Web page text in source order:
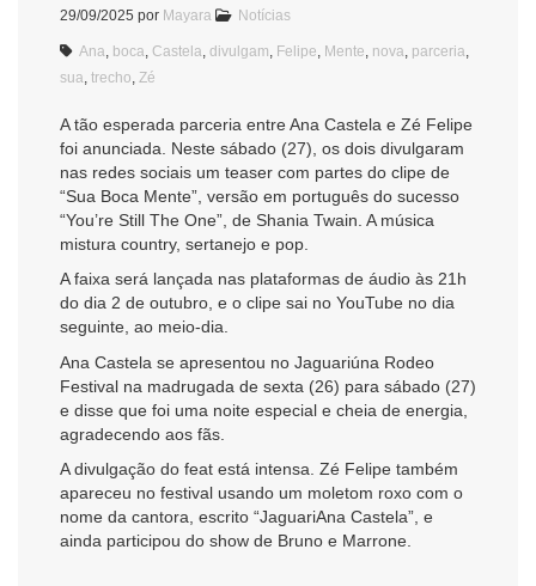
29/09/2025 por Mayara Notícias
Ana boca Castela divulgam Felipe Mente nova parceria
sua trecho Zé
A tão esperada parceria entre Ana Castela e Zé Felipe
foi anunciada. Neste sábado (27), os dois divulgaram
nas redes sociais um teaser com partes do clipe de
“Sua Boca Mente”, versão em português do sucesso
“You’re Still The One”, de Shania Twain. A música
mistura country, sertanejo e pop.
A faixa será lançada nas plataformas de áudio às 21h
do dia 2 de outubro, e o clipe sai no YouTube no dia
seguinte, ao meio-dia.
Ana Castela se apresentou no Jaguariúna Rodeo
Festival na madrugada de sexta (26) para sábado (27)
e disse que foi uma noite especial e cheia de energia,
agradecendo aos fãs.
A divulgação do feat está intensa. Zé Felipe também
apareceu no festival usando um moletom roxo com o
nome da cantora, escrito “JaguariAna Castela”, e
ainda participou do show de Bruno e Marrone.